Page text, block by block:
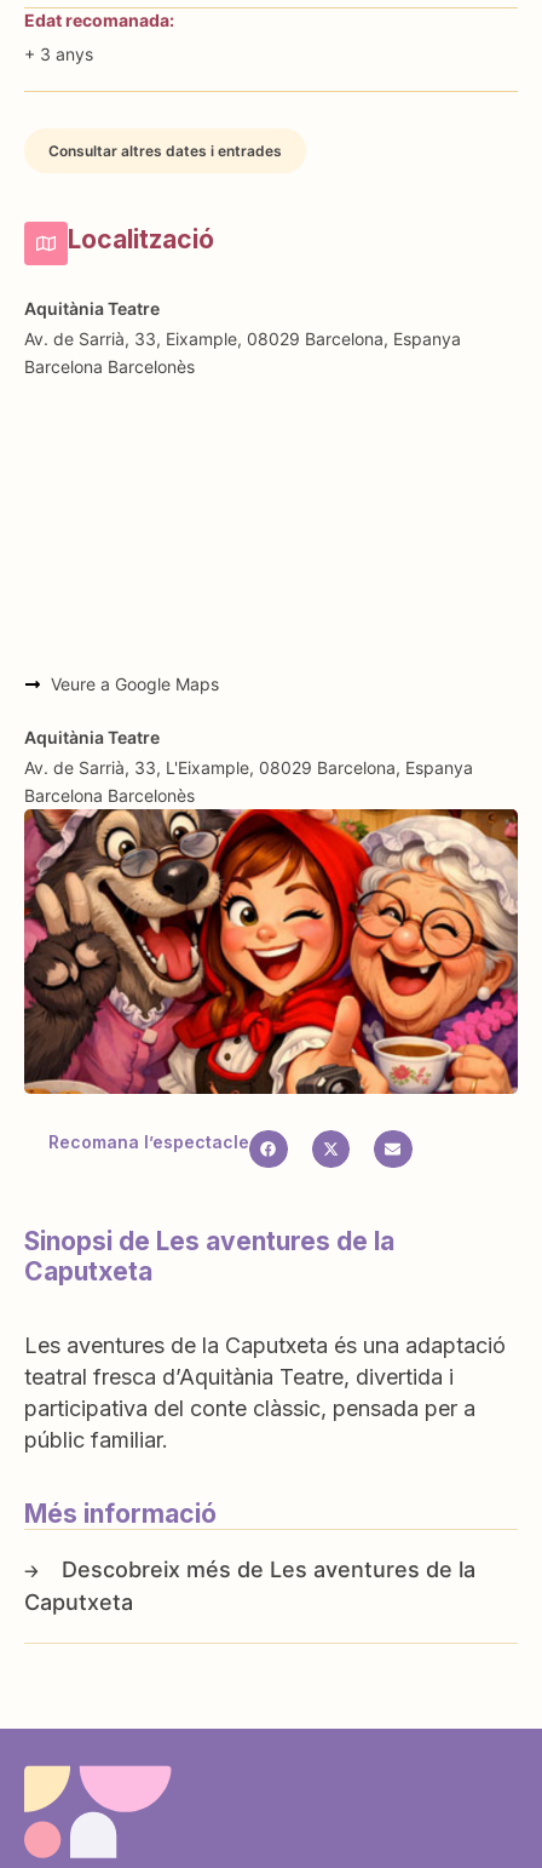
Edat recomanada:
+ 3 anys
Consultar altres dates i entrades
Localització
Aquitània Teatre
Av. de Sarrià, 33, Eixample, 08029 Barcelona, Espanya
Barcelona Barcelonès
Veure a Google Maps
Aquitània Teatre
Av. de Sarrià, 33, L'Eixample, 08029 Barcelona, Espanya
Barcelona Barcelonès
Recomana l’espectacle
Sinopsi de Les aventures de la
Caputxeta
Les aventures de la Caputxeta és una adaptació
teatral fresca d’Aquitània Teatre, divertida i
participativa del conte clàssic, pensada per a
públic familiar.
Més informació
Les aventures de la
Caputxeta